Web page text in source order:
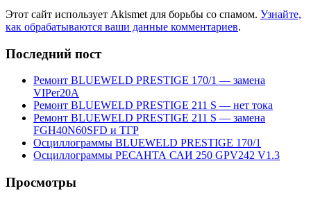
Этот сайт использует Akismet для борьбы со спамом. Узнайте,
как обрабатываются ваши данные комментариев.
Последний пост
Ремонт BLUEWELD PRESTIGE 170/1 — замена
VIPer20A
Ремонт BLUEWELD PRESTIGE 211 S — нет тока
Ремонт BLUEWELD PRESTIGE 211 S — замена
FGH40N60SFD и ТГР
Осциллограммы BLUEWELD PRESTIGE 170/1
Осциллограммы РЕСАНТА САИ 250 GPV242 V1.3
Просмотры